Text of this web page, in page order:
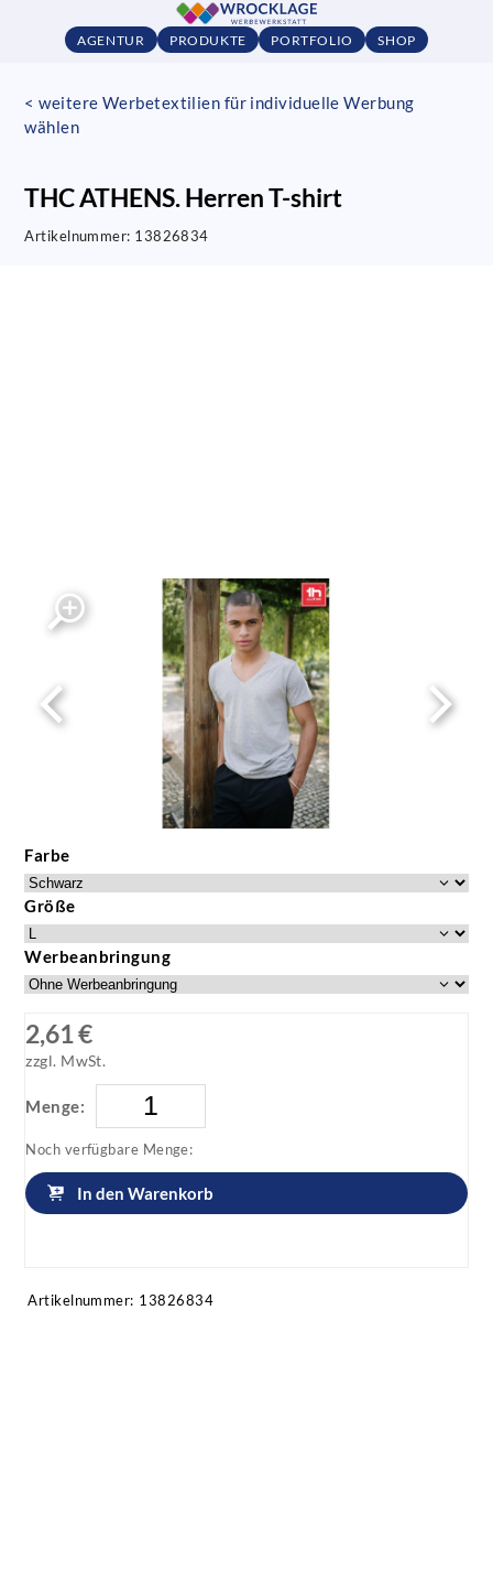
AGENTUR PRODUKTE PORTFOLIO SHOP
< weitere Werbetextilien für individuelle Werbung
wählen
THC ATHENS. Herren T-shirt
Artikelnummer: 13826834
Farbe
Größe
Werbeanbringung
2,61 €
zzgl. MwSt.
Menge:
Noch verfügbare Menge:
In den Warenkorb
Artikelnummer: 13826834